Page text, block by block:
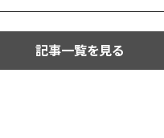
記事一覧を見る